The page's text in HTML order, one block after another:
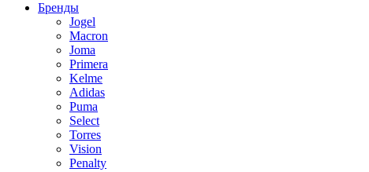
Бренды
Jogel
Macron
Joma
Primera
Kelme
Adidas
Puma
Select
Torres
Vision
Penalty